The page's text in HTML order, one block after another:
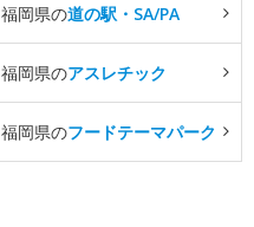
福岡県の道の駅・SA/PA
福岡県のアスレチック
福岡県のフードテーマパーク